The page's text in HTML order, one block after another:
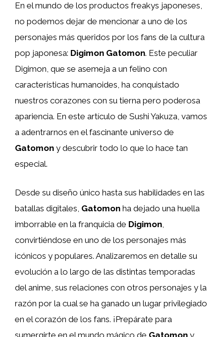
En el mundo de los productos freakys japoneses,
no podemos dejar de mencionar a uno de los
personajes más queridos por los fans de la cultura
pop japonesa: Digimon Gatomon. Este peculiar
Digimon, que se asemeja a un felino con
características humanoides, ha conquistado
nuestros corazones con su tierna pero poderosa
apariencia. En este artículo de Sushi Yakuza, vamos
a adentrarnos en el fascinante universo de
Gatomon y descubrir todo lo que lo hace tan
especial.
Desde su diseño único hasta sus habilidades en las
batallas digitales, Gatomon ha dejado una huella
imborrable en la franquicia de Digimon
convirtiéndose en uno de los personajes más
icónicos y populares. Analizaremos en detalle su
evolución a lo largo de las distintas temporadas
del anime, sus relaciones con otros personajes y la
razón por la cual se ha ganado un lugar privilegiado
en el corazón de los fans. ¡Prepárate para
sumergirte en el mundo mágico de Gatomon y